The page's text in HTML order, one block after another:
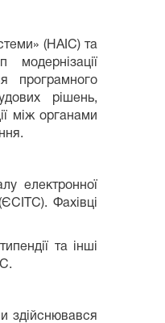
(НАІС) та
програмного
рішень,
між органами
електронної
Фахівці
та інші
здійснювався